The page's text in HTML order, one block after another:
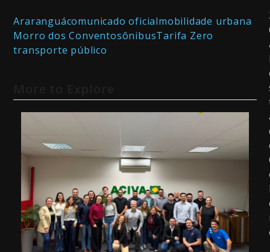
Araranguácomunicado oficialmobilidade urbana
Morro dos ConventosônibusTarifa Zero
transporte público